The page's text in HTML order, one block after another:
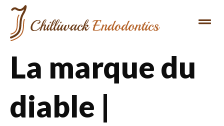
La marque du
diable |